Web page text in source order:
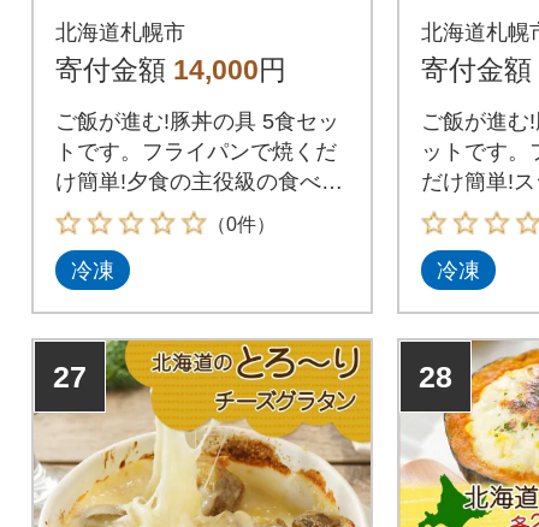
ラ お取り寄せ グルメ
_hs289-035
北海道札幌市
寄付金額 14,000円
ご飯が進む!豚丼の具 5食セッ
トです。フライパンで焼くだ
け簡単!夕食の主役級の食べ応
えです。スライスした豚バラ
肉を、調味ダレに漬け込みま
した。濃いめの味付けがやみ
です。解凍後、フライパンで
じっくり加熱してからお召し
上がりください。1人前ずつの
真空パック冷凍食品ですの
で、食べる分だけ解凍し、残
りはストックしておくことが
できます。
（0件）
冷凍
バラ お
メ
北海道札幌
寄付金額
ご飯が進む
ットです。
だけ簡単!
肉を、調味
した。濃い
つきになる
わりの部位
層になって
フライパン
てからお
い。1人前
凍食品です
け解凍し、
冷凍
27 28